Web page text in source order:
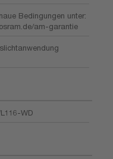
Bedingungen unter:
am-garantie
WD